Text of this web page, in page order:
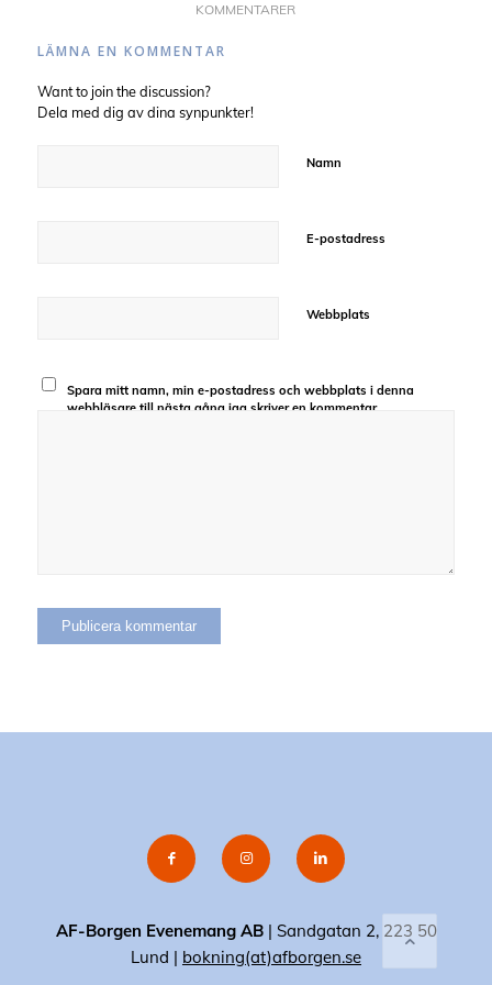
KOMMENTARER
LÄMNA EN KOMMENTAR
Want to join the discussion?
Dela med dig av dina synpunkter!
Namn
E-postadress
Webbplats
Spara mitt namn, min e-postadress och webbplats i denna
webbläsare till nästa gång jag skriver en kommentar.
AF-Borgen Evenemang AB| Sandgatan 2, 223 50
Lund | bokning(at)afborgen.se